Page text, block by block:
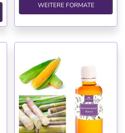
WEITERE FORMATE